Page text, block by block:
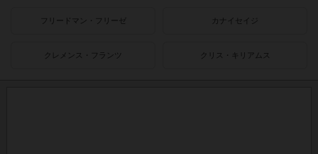
フリードマン・フリーゼ カナイセイジ
クレメンス・フランツ クリス・キリアムス